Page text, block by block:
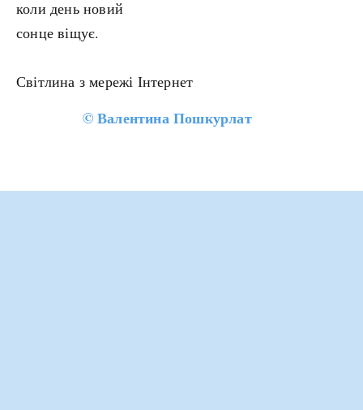
коли день новий
сонце віщує.
Світлина з мережі Інтернет
©Валентина Пошкурлат